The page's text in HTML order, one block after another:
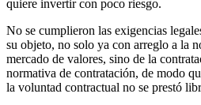
quiere invertir con poco riesgo.
No se cumplieron las exigencias
su objeto, no solo ya con arreglo a la
mercado de valores, sino de la
normativa de contratación, de modo
la voluntad contractual no se prestó